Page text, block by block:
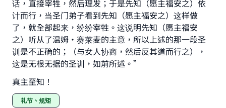
话，直接宰牲，然后理发；于是先知（愿主福安之）依
计而行，当圣门弟子看到先知（愿主福安之）这样做
了，就全部起来，纷纷宰牲。这说明先知（愿主福安
之）听从了温姆·赛莱麦的主意，所以上述的那一段圣
训是不正确的；（与女人协商，然后反其道而行之），
这是无根无据的圣训，如前所述。”
真主至知！
礼节、规矩